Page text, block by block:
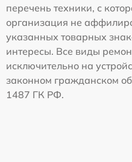
перечень техники, с
организация не
указанных товарных
интересы. Все виды
исключительно на
законном гражданском
1487 ГК РФ.